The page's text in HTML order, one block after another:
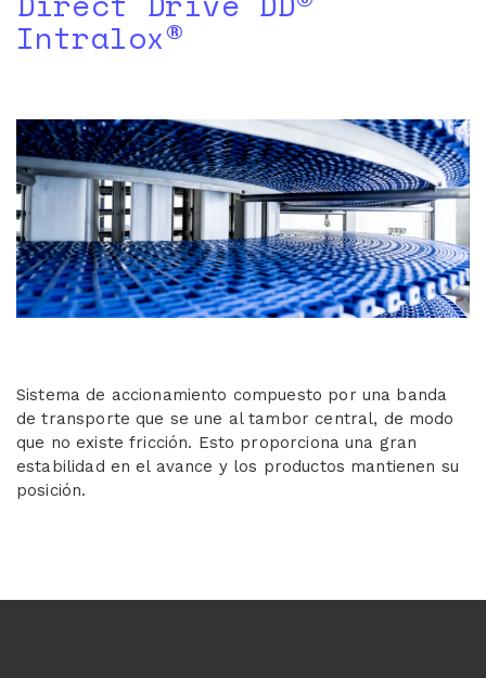
Intralox®
Sistema de accionamiento compuesto por una banda
de transporte que se une al tambor central, de modo
que no existe fricción. Esto proporciona una gran
estabilidad en el avance y los productos mantienen su
posición.